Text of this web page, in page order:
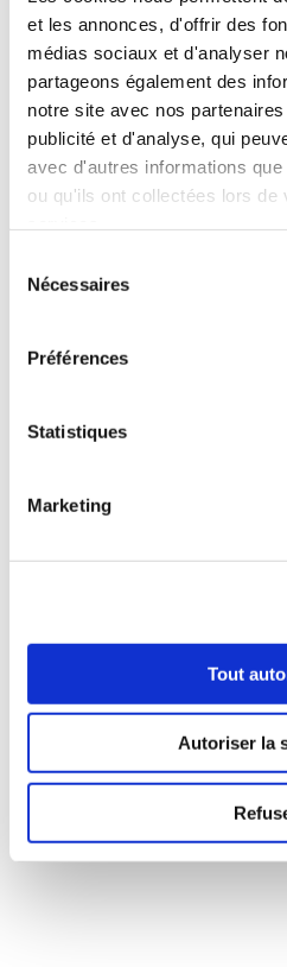
et les annonces, d'offrir des
médias sociaux et d'analyser
partageons également des
notre site avec nos
publicité et d'analyse, qui
avec d'autres informations
ou qu'ils ont collectées lors de
Nécessaires
Préférences
Statistiques
Marketing
Tout
Autoriser la
Jean-Charles est plus
salon de coiffure ; il est un
innovateur qui continue de
par ses idées novatrices et
sommes fiers de compter
personnalité aussi
à découvrir davantage sur
réalisations à travers notre
en savoir plus, regardez
Facebook
Retrouvez d’autres
rubriqueNos clients ont du